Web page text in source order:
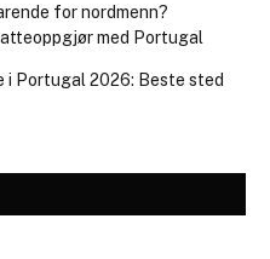
for nordmenn?
med Portugal
i Portugal 2026: Beste sted